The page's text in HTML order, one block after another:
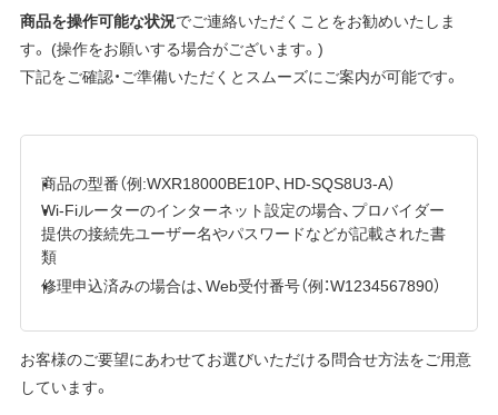
商品を操作可能な状況でご連絡いただくことをお勧めいたしま
す。 (操作をお願いする場合がございます。)
下記をご確認・ご準備いただくとスムーズにご案内が可能です。
商品の型番（例:WXR18000BE10P、HD-SQS8U3-A）
Wi-Fiルーターのインターネット設定の場合、プロバイダー
提供の接続先ユーザー名やパスワードなどが記載された書
類
修理申込済みの場合は、Web受付番号（例：W1234567890）
お客様のご要望にあわせてお選びいただける問合せ方法をご用意
しています。